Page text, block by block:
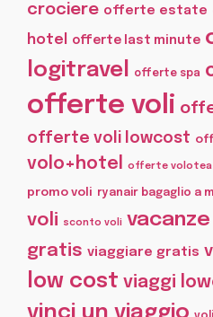
crociere offerte estate
hotel
offerte last minute
logitravel offerte spa
offerte voli
offerte voli lowcost
volo+hotel offerte volotea
promo voli ryanair bagaglio a
voli
sconto voli
gratis viaggiare gratis
low cost viaggi